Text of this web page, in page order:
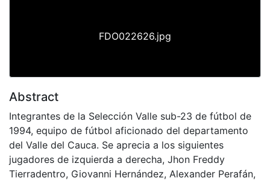
FDO022626.jpg
Abstract
Integrantes de la Selección Valle sub-23 de fútbol de
1994, equipo de fútbol aficionado del departamento
del Valle del Cauca. Se aprecia a los siguientes
jugadores de izquierda a derecha, Jhon Freddy
Tierradentro, Giovanni Hernández, Alexander Perafán,